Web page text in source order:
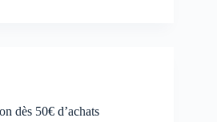
dès 50€ d’achats